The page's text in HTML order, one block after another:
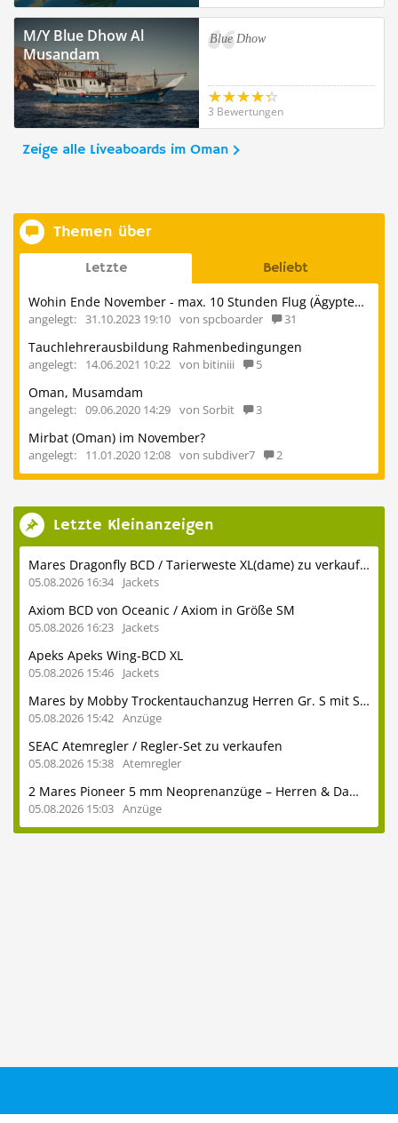
M/Y Blue Dhow Al
Musandam
Blue Dhow
3 Bewertungen
Zeige alle Liveaboards im Oman
Themen über
Letzte Beliebt
Wohin Ende November - max. 10 Stunden Flug (Ägypten, Oman)?
angelegt: 31.10.2023 19:10 von spcboarder 31
Tauchlehrerausbildung Rahmenbedingungen
angelegt: 14.06.2021 10:22 von bitiniii 5
Oman, Musamdam
angelegt: 09.06.2020 14:29 von Sorbit 3
Mirbat (Oman) im November?
angelegt: 11.01.2020 12:08 von subdiver7 2
Letzte Kleinanzeigen
Mares Dragonfly BCD / Tarierweste XL(dame) zu verkaufen
05.08.2026 16:34 Jackets
Axiom BCD von Oceanic / Axiom in Größe SM
05.08.2026 16:23 Jackets
Apeks Apeks Wing-BCD XL
05.08.2026 15:46 Jackets
Mares by Mobby Trockentauchanzug Herren Gr. S mit Stiefeln 41
05.08.2026 15:42 Anzüge
SEAC Atemregler / Regler-Set zu verkaufen
05.08.2026 15:38 Atemregler
2 Mares Pioneer 5 mm Neoprenanzüge – Herren & Damen – auch einzeln erhältlich - ideal für heimische Seen und das Mittelmeer
05.08.2026 15:03 Anzüge